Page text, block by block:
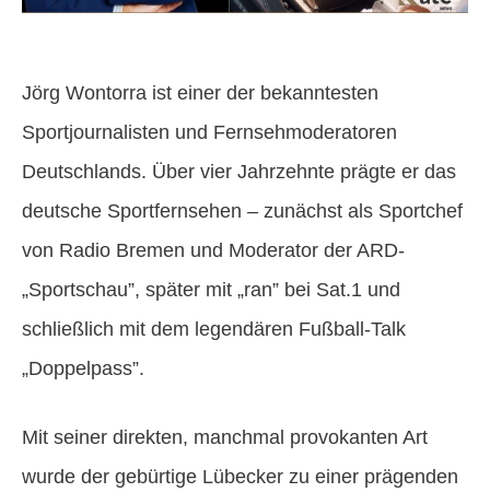
Jörg Wontorra ist einer der bekanntesten
Sportjournalisten und Fernsehmoderatoren
Deutschlands. Über vier Jahrzehnte prägte er das
deutsche Sportfernsehen – zunächst als Sportchef
von Radio Bremen und Moderator der ARD-
„Sportschau”, später mit „ran” bei Sat.1 und
schließlich mit dem legendären Fußball-Talk
„Doppelpass”.
Mit seiner direkten, manchmal provokanten Art
wurde der gebürtige Lübecker zu einer prägenden